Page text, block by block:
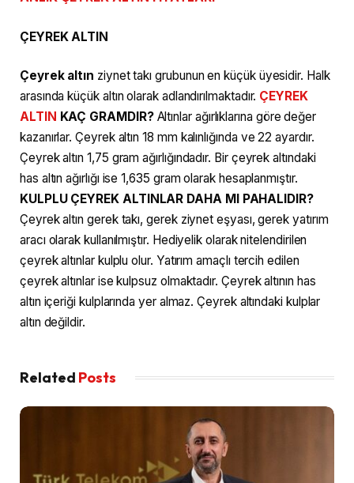
ÇEYREK ALTIN
Çeyrek altın ziynet takı grubunun en küçük üyesidir. Halk
arasında küçük altın olarak adlandırılmaktadır. ÇEYREK
ALTIN KAÇ GRAMDIR?Altınlar ağırlıklarına göre değer
kazanırlar. Çeyrek altın 18 mm kalınlığında ve 22 ayardır.
Çeyrek altın 1,75 gram ağırlığındadır. Bir çeyrek altındaki
has altın ağırlığı ise 1,635 gram olarak hesaplanmıştır.
KULPLU ÇEYREK ALTINLAR DAHA MI PAHALIDIR?
Çeyrek altın gerek takı, gerek ziynet eşyası, gerek yatırım
aracı olarak kullanılmıştır. Hediyelik olarak nitelendirilen
çeyrek altınlar kulplu olur. Yatırım amaçlı tercih edilen
çeyrek altınlar ise kulpsuz olmaktadır. Çeyrek altının has
altın içeriği kulplarında yer almaz. Çeyrek altındaki kulplar
altın değildir.
Related Posts